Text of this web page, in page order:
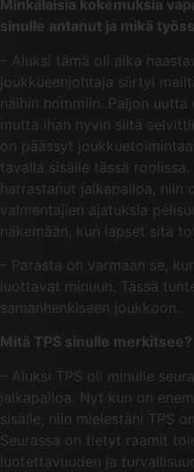
Minkälaisia kokemuksia
sinulle antanut ja mikä
– Aluksi tämä oli aika
joukkueenjohtaja siirtyi
näihin hommiin. Paljon
mutta ihan hyvin siitä
on päässyt
tavalla sisälle tässä
harrastanut jalkapalloa, niin
valmentajien ajatuksia
näkemään, kun lapset sitä
– Parasta on varmaan se,
luottavat minuun. Tässä
samanhenkiseen joukkoon.
Mitä TPS sinulle merkitsee?
– Aluksi TPS oli minulle
jalkapalloa. Nyt kun on
sisälle, niin mielestäni TPS
Seurassa on tietyt raamit
luotettavuuden ja